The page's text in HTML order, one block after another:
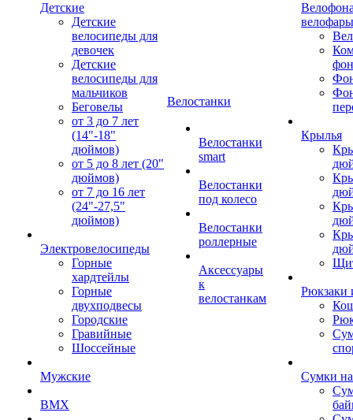
Детские
Детские
велосипеды для
девочек
Детские
велосипеды для
мальчиков
Беговелы
от 3 до 7 лет
(14"-18"
дюймов)
от 5 до 8 лет (20"
дюймов)
от 7 до 16 лет
(24"-27,5"
дюймов)
Электровелосипеды
Горные
хардтейлы
Горные
двухподвесы
Городские
Гравийные
Шоссейные
Мужские
BMX
Велостанки
Велостанки
smart
Велостанки
под колесо
Велостанки
роллерные
Аксессуары
к
велостанкам
велофары
Крылья
Рюкзаки
Сумки